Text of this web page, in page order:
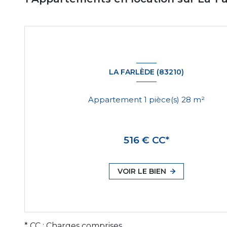
LA FARLÈDE (83210)
Appartement 1 pièce(s) 28 m²
516 € CC*
VOIR LE BIEN